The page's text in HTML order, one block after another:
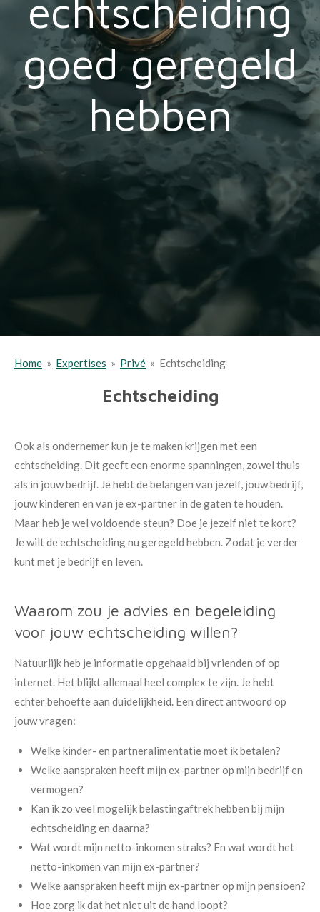
echtscheiding
goed geregeld
hebben
Home » Expertises » Privé » Echtscheiding
Echtscheiding
Ook als ondernemer kun je te maken krijgen met een
echtscheiding. Dit geeft een enorme spanningen, zowel thuis
als in jouw bedrijf. Je hebt de belangen van jezelf, jouw bedrijf,
jouw kinderen en van je ex-partner in de gaten te houden.
Maar heb je wel voldoende steun? Doe je jezelf niet te kort?
Je wilt de echtscheiding nu geregeld hebben. Zodat je verder
kunt met je bedrijf en leven.
Waarom zou je advies en begeleiding
voor jouw echtscheiding willen?
Natuurlijk heb je informatie opgehaald bij vrienden of op
internet. Het blijkt allemaal heel complex te zijn. Je hebt
echter behoefte aan duidelijkheid. Een direct antwoord op
jouw vragen:
Welke kinder- en partneralimentatie moet ik betalen?
Welke aanspraken heeft mijn ex-partner op mijn bedrijf en
vermogen?
Kan ik zo veel mogelijk belastingaftrek hebben bij mijn
echtscheiding en daarna?
Wat wordt mijn netto-inkomen straks? En wat wordt het
netto-inkomen van mijn ex-partner?
Welke aanspraken heeft mijn ex-partner op mijn pensioen?
Hoe zorg ik dat het niet uit de hand loopt?